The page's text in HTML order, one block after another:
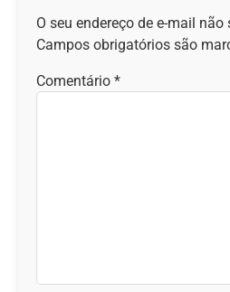
O seu endereço de e-mail
Campos obrigatórios são
Comentário *